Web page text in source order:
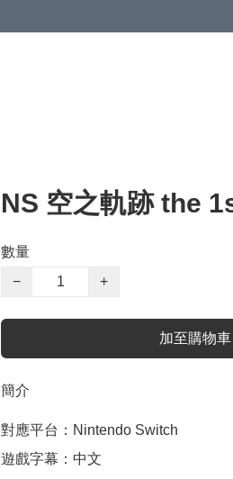
NS 空之軌跡 the
數量
−
+
加至購物車
簡介
對應平台：Nintendo Switch
遊戲字幕：中文